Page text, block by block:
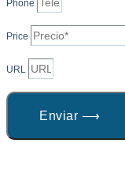
Phone
Price
URL
Enviar ⟶